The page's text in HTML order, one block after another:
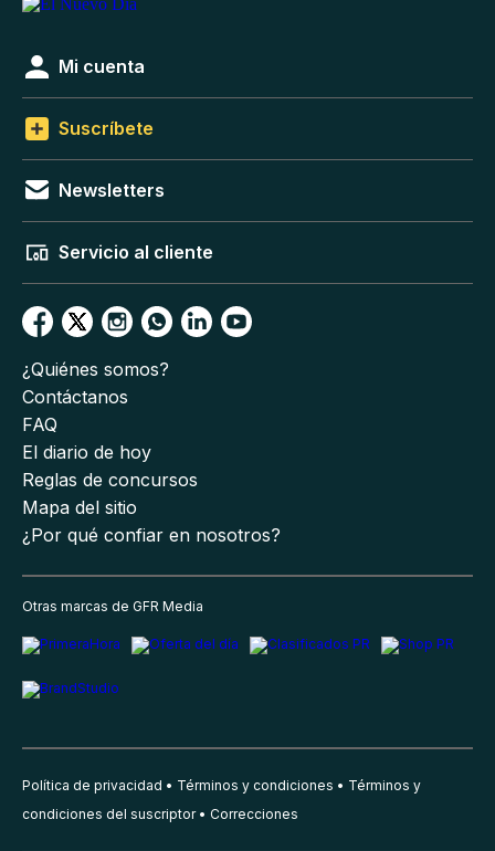
Mi cuenta
Suscríbete
Newsletters
Servicio al cliente
¿Quiénes somos?
Contáctanos
FAQ
El diario de hoy
Reglas de concursos
Mapa del sitio
¿Por qué confiar en nosotros?
Otras marcas de GFR Media
Política de privacidad Términos y condiciones
Términos y
condiciones del suscriptor
Correcciones